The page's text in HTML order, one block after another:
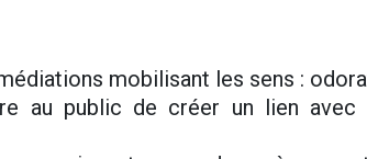
mobilisant les sens :
au public de créer un lien avec